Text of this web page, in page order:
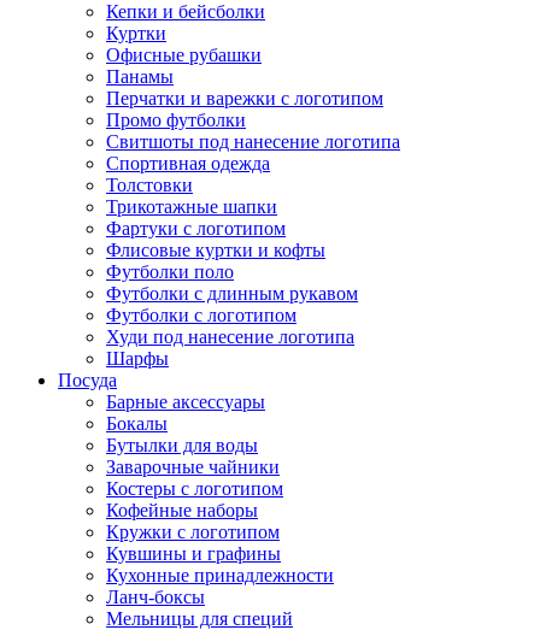
Кепки и бейсболки
Куртки
Офисные рубашки
Панамы
Перчатки и варежки с логотипом
Промо футболки
Свитшоты под нанесение логотипа
Спортивная одежда
Толстовки
Трикотажные шапки
Фартуки с логотипом
Флисовые куртки и кофты
Футболки поло
Футболки с длинным рукавом
Футболки с логотипом
Худи под нанесение логотипа
Шарфы
Посуда
Барные аксессуары
Бокалы
Бутылки для воды
Заварочные чайники
Костеры с логотипом
Кофейные наборы
Кружки с логотипом
Кувшины и графины
Кухонные принадлежности
Ланч-боксы
Мельницы для специй